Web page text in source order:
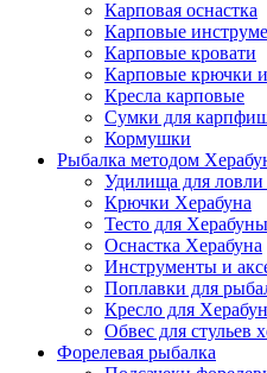
Карповая оснастка
Карповые
Карповые кровати
Карповые крючки
Кресла карповые
Сумки для
Кормушки
Рыбалка методом
Удилища для
Крючки Херабуна
Тесто для
Оснастка Херабуна
Инструменты и
Поплавки для
Кресло для
Обвес для стульев
Форелевая рыбалка